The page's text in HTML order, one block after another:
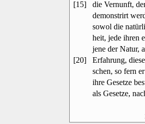
[15]
die Vernunft,
demonstrirt
sowol die
heit, jede ihren
jene der Natur,
[20]
Erfahrung,
schen, so fern
ihre Gesetze
als Gesetze,